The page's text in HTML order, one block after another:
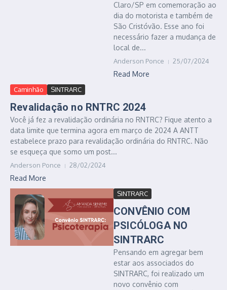
Claro/SP em comemoração ao
dia do motorista e também de
São Cristóvão. Esse ano foi
necessário fazer a mudança de
local de...
Anderson Ponce 25/07/2024
Read More
Caminhão SINTRARC
Revalidação no RNTRC 2024
Você já fez a revalidação ordinária no RNTRC? Fique atento a
data limite que termina agora em março de 2024 A ANTT
estabelece prazo para revalidação ordinária do RNTRC. Não
se esqueça que somo um post...
Anderson Ponce 28/02/2024
Read More
SINTRARC
CONVÊNIO COM
PSICÓLOGA NO
SINTRARC
Pensando em agregar bem
estar aos associados do
SINTRARC, foi realizado um
novo convênio com